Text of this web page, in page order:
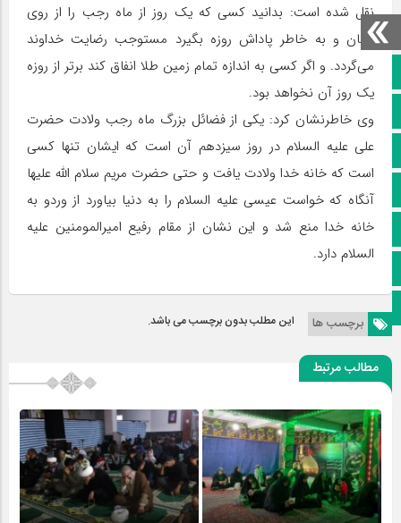
صفحه نخست
کانال سروش
کانال ایتا
آپارات
اینستاگرام
اپلیکیشن بیرق
نقل شده است: بدانید کسی که یک روز از ماه رجب را از روی
ایمان و به خاطر پاداش روزه بگیرد مستوجب رضایت خداوند
می‌گردد. و اگر کسی به اندازه تمام زمین طلا انفاق کند برتر از روزه
یک روز آن نخواهد بود.
وی خاطرنشان کرد: یکی از فضائل بزرگ ماه رجب ولادت حضرت
علی علیه السلام در روز سیزدهم آن است که ایشان تنها کسی
است که خانه خدا ولادت یافت و حتی حضرت مریم سلام الله علیها
آنگاه که خواست عیسی علیه السلام را به دنیا بیاورد از وردو به
خانه خدا منع شد و این نشان از مقام رفیع امیرالمومنین علیه
السلام دارد.
برچسب ها این مطلب بدون برچسب می باشد.
مطالب مرتبط